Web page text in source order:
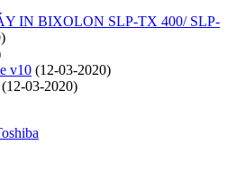
IN BIXOLON SLP-TX 400/ SLP-
v10 (12-03-2020)
(12-03-2020)